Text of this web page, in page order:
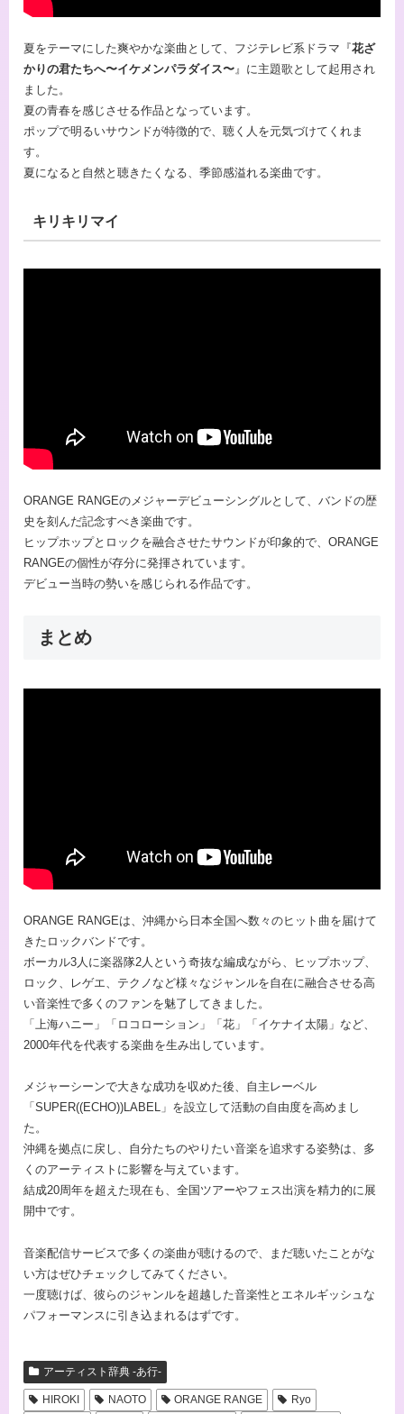
夏をテーマにした爽やかな楽曲として、フジテレビ系ドラマ『花ざ
かりの君たちへ〜イケメンパラダイス〜』に主題歌として起用され
ました。
夏の青春を感じさせる作品となっています。
ポップで明るいサウンドが特徴的で、聴く人を元気づけてくれま
す。
夏になると自然と聴きたくなる、季節感溢れる楽曲です。
キリキリマイ
ORANGE RANGEのメジャーデビューシングルとして、バンドの歴
史を刻んだ記念すべき楽曲です。
ヒップホップとロックを融合させたサウンドが印象的で、ORANGE
RANGEの個性が存分に発揮されています。
デビュー当時の勢いを感じられる作品です。
まとめ
ORANGE RANGEは、沖縄から日本全国へ数々のヒット曲を届けて
きたロックバンドです。
ボーカル3人に楽器隊2人という奇抜な編成ながら、ヒップホップ、
ロック、レゲエ、テクノなど様々なジャンルを自在に融合させる高
い音楽性で多くのファンを魅了してきました。
「上海ハニー」「ロコローション」「花」「イケナイ太陽」など、
2000年代を代表する楽曲を生み出しています。
メジャーシーンで大きな成功を収めた後、自主レーベル
「SUPER((ECHO))LABEL」を設立して活動の自由度を高めまし
た。
沖縄を拠点に戻し、自分たちのやりたい音楽を追求する姿勢は、多
くのアーティストに影響を与えています。
結成20周年を超えた現在も、全国ツアーやフェス出演を精力的に展
開中です。
音楽配信サービスで多くの楽曲が聴けるので、まだ聴いたことがな
い方はぜひチェックしてみてください。
一度聴けば、彼らのジャンルを超越した音楽性とエネルギッシュな
パフォーマンスに引き込まれるはずです。
アーティスト辞典 -あ行-
HIROKI NAOTO ORANGE RANGE
Ryo